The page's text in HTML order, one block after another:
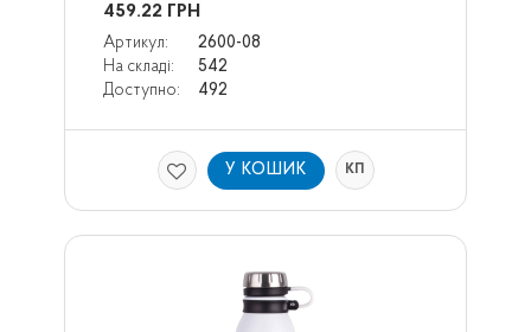
459.22 ГРН
Артикул:
2600-08
На складі:
542
Доступно:
492
У КОШИК КП